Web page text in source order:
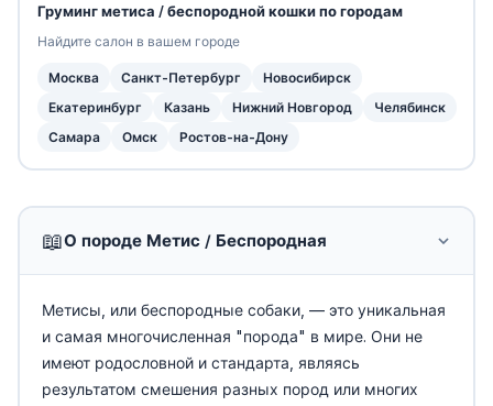
📖О породе Метис / Беспородная
Метисы, или беспородные собаки, — это уникальная
и самая многочисленная "порода" в мире. Они не
имеют родословной и стандарта, являясь
результатом смешения разных пород или многих
Груминг метиса / беспородной кошки по городам
Найдите салон в вашем городе
Москва Санкт-Петербург
Новосибирск
Екатеринбург
Казань Нижний Новгород
Челябинск
Самара
Омск Ростов-на-Дону